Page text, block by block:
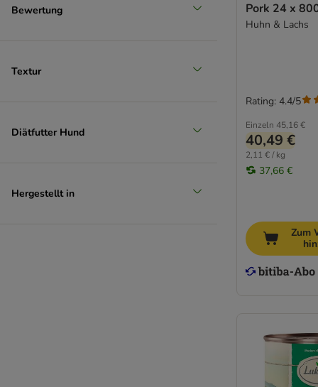
Bewertung
Textur
Diätfutter Hund
Hergestellt in
Pork 24 x
Huhn & Lachs
Einzeln 45,16 €
40,49 €
2,11 € / kg
37,66 €
Rating: 4.4/5
Zum